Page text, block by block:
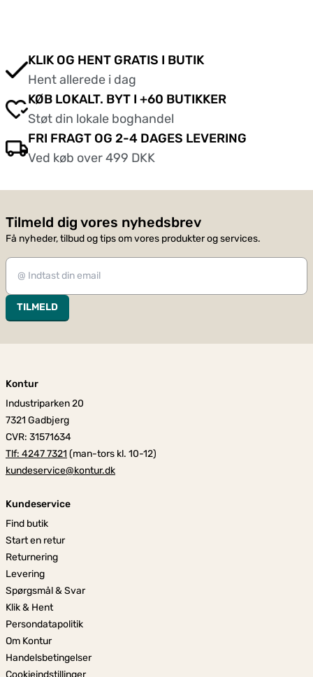
KLIK OG HENT GRATIS I BUTIK
Hent allerede i dag
KØB LOKALT. BYT I +60 BUTIKKER
Støt din lokale boghandel
FRI FRAGT OG 2-4 DAGES LEVERING
Ved køb over 499 DKK
Tilmeld dig vores nyhedsbrev
Få nyheder, tilbud og tips om vores produkter og services.
TILMELD
Kontur
Industriparken 20
7321 Gadbjerg
CVR: 31571634
Tlf: 4247 7321 (man-tors kl. 10-12)
kundeservice@kontur.dk
Kundeservice
Find butik
Start en retur
Returnering
Levering
Spørgsmål & Svar
Klik & Hent
Persondatapolitik
Om Kontur
Handelsbetingelser